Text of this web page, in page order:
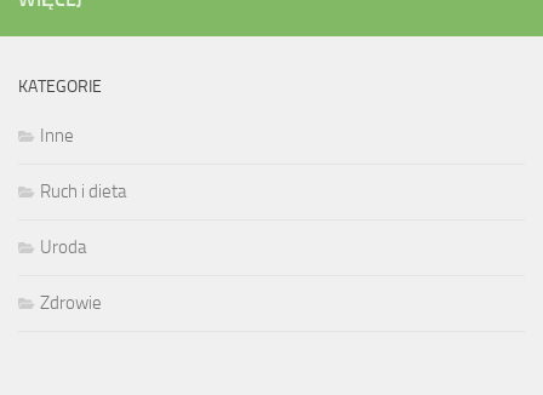
KATEGORIE
Inne
Ruch i dieta
Uroda
Zdrowie